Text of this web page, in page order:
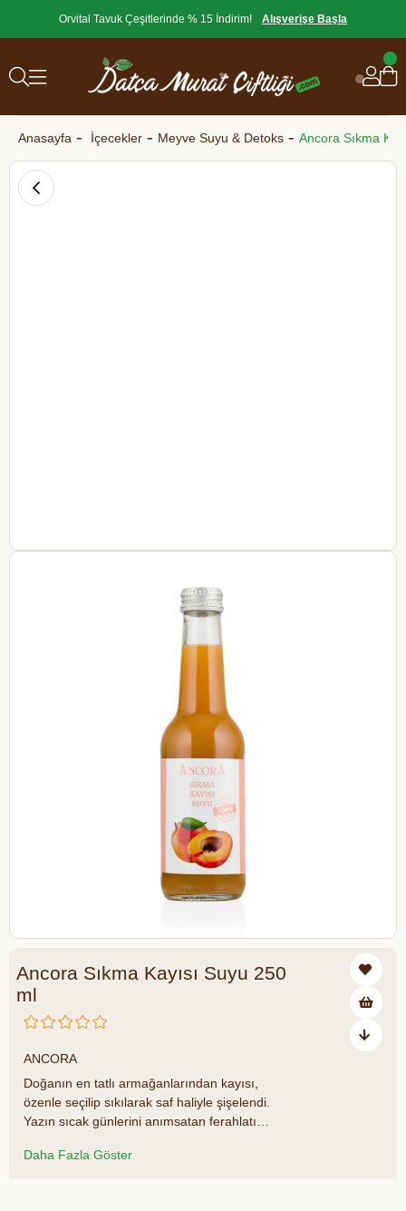
Orvital Tavuk Çeşitlerinde % 15 İndirim! Alışverişe Başla
Anasayfa İçecekler Meyve Suyu & Detoks Ancora Sıkma
Ancora Sıkma Kayısı Suyu 250
ml
ANCORA
Doğanın en tatlı armağanlarından kayısı,
özenle seçilip sıkılarak saf haliyle şişelendi.
Yazın sıcak günlerini anımsatan ferahlatıcı
Katkısız, koruyucusuz ve tamamen doğal
Daha Fazla Göster